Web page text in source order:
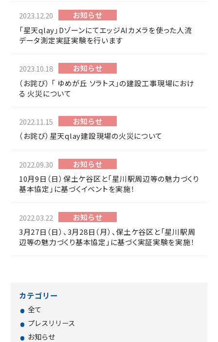
2023.12.20
お知らせ
「星天qlay」DゾーンにてエッジAIカメラを使った人流
データ測定実証実験を行います
2023.10.18
お知らせ
（お詫び） 「 ゆめが丘 ソラトス」の建設工事現場におけ
る 火災について
2022.11.15
お知らせ
（お詫び）星天qlay建設現場の火災について
2022.09.30
お知らせ
10月9日（日）保土ケ谷区と「星川駅周辺等の魅力づくり
基本協定」に基づくイベントを実施！
2022.03.22
お知らせ
3月27日（日）、3月28日（月）、保土ケ谷区と「星川駅周
辺等の魅力づくり基本協定」に基づく実証実験を実施！
カテゴリー
全て
プレスリリース
お知らせ